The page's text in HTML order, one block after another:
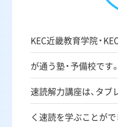
KEC近畿教育学院・
が通う塾・予備校です。
速読解力講座は、タ
く速読を学ぶことがで